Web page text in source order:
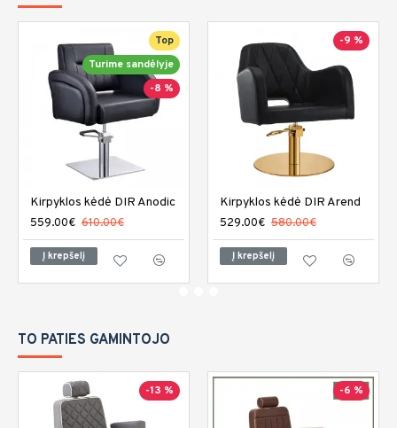
Top
Turime sandėlyje
-8 %
Kirpyklos kėdė DIR Anodic
559.00€ 610.00€
Į krepšelį
-9 %
Kirpyklos kėdė DIR Arend
529.00€ 580.00€
Į krepšelį
TO PATIES GAMINTOJO
-13 % -6 %